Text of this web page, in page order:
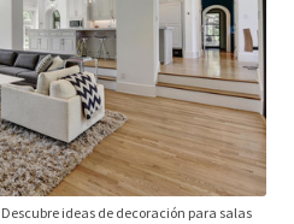
Descubre ideas de decoración para salas